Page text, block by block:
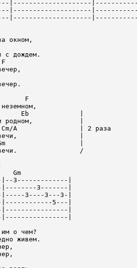
|--------------------
|--------------------
|--------------------
окном,
с дождем.
F
F
неземном,
Eb             |
и родном,            |
A                | 2 раза
|
|
/
Gm
3-------------|
3-------|
3----3---3-|
5---|
|
|
им о чем?
живем.